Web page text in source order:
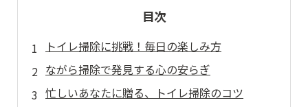
目次
トイレ掃除に挑戦！毎日の楽しみ方
ながら掃除で発見する心の安らぎ
忙しいあなたに贈る、トイレ掃除のコツ